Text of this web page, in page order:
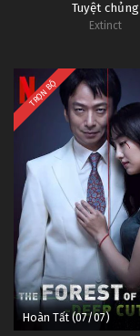
Tuyệt chủng
Extinct
TRỌN BỘ
Hoàn Tất (07/07)